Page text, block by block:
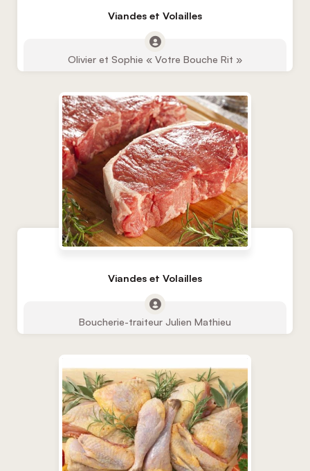
Viandes et Volailles
Olivier et Sophie « Votre Bouche Rit »
Viandes et Volailles
Boucherie-traiteur Julien Mathieu